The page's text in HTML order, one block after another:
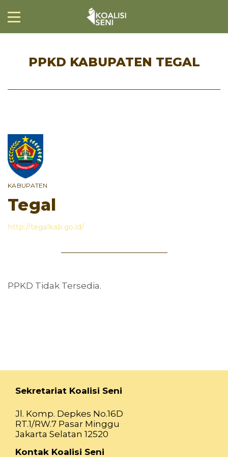
PPKD KABUPATEN TEGAL
KABUPATEN
Tegal
http://tegalkab.go.id/
PPKD Tidak Tersedia.
Sekretariat Koalisi Seni
Jl. Komp. Depkes No.16D
RT.1/RW.7 Pasar Minggu
Jakarta Selatan 12520
Kontak Koalisi Seni